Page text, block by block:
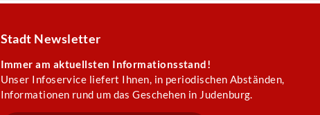
Stadt Newsletter
Immer am aktuellsten Informationsstand!
Unser Infoservice liefert Ihnen, in periodischen Abständen,
Informationen rund um das Geschehen in Judenburg.